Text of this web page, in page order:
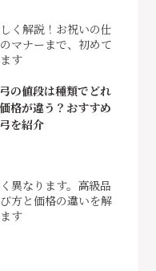
く解説！お祝いの仕
マナーまで、初めて
す
の値段は種類でどれ
格が違う？おすすめ
を紹介
異なります。高級品
方と価格の違いを解
す